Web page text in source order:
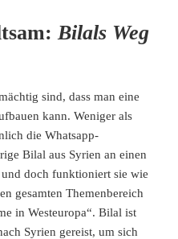
Bilals Weg
sind, dass man eine
kann. Weniger als
die Whatsapp-
Bilal aus Syrien an einen
doch funktioniert sie wie
gesamten Themenbereich
in Westeuropa“. Bilal ist
Syrien gereist, um sich